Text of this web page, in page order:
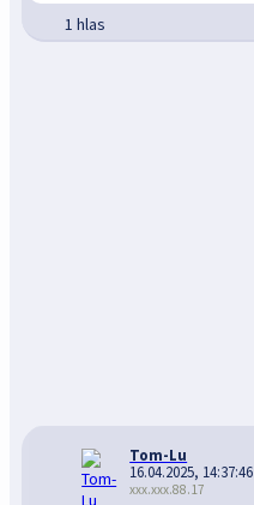
1 hlas
Tom-Lu
16.04.2025, 14:37:46
xxx.xxx.88.17